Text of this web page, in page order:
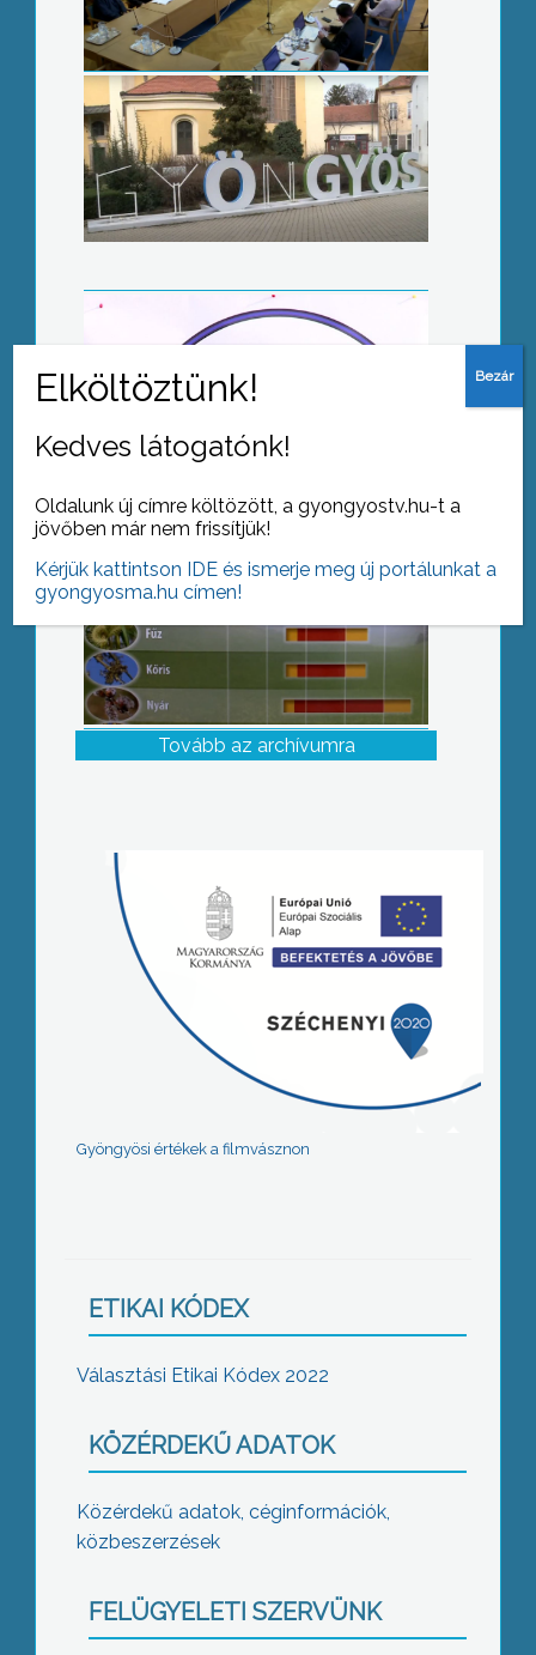
Kettős jubileumot ünnepel a Vak
Bottyán János Katolikus Technikum
Indul a pollenszezon
Tovább az archívumra
Gyöngyösi értékek a filmvásznon
ETIKAI KÓDEX
Választási Etikai Kódex 2022
KÖZÉRDEKŰ ADATOK
Közérdekű adatok, céginformációk,
közbeszerzések
FELÜGYELETI SZERVÜNK
Kedves látogatónk!
Oldalunk új címre költözött, a gyongyostv.hu-t a
jövőben már nem frissítjük!
Kérjük kattintson IDE és ismerje meg új portálunkat a
gyongyosma.hu címen!